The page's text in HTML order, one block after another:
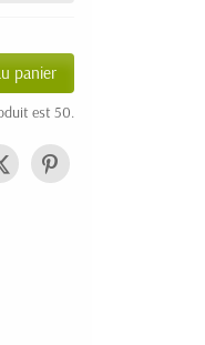
panier
est 50.